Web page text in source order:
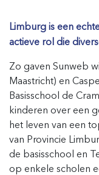
Limburg is een
actieve rol die
Zo gaven Sunweb
Maastricht) en
Basisschool de
kinderen over een
het leven van een
van Provincie
de basisschool en
op enkele scholen